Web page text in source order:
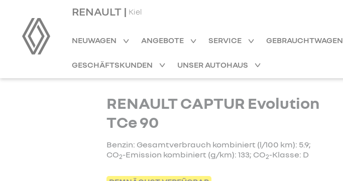
RENAULT | Kiel
NEUWAGEN ANGEBOTE SERVICE GEBRAUCHTWAGEN
GESCHÄFTSKUNDEN UNSER AUTOHAUS
RENAULT CAPTUR Evolution
TCe 90
Benzin: Gesamtverbrauch kombiniert (l/100 km): 5.9;
CO2-Emission kombiniert (g/km): 133; CO2-Klasse: D